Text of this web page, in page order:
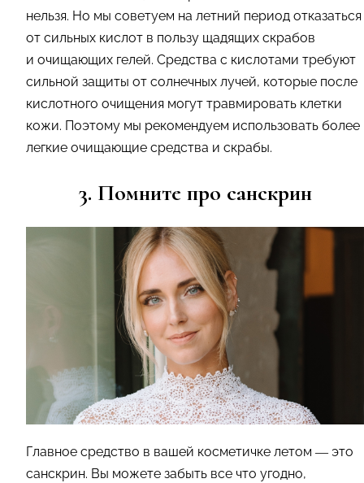
нельзя. Но мы советуем на летний период отказаться
от сильных кислот в пользу щадящих скрабов
и очищающих гелей. Средства с кислотами требуют
сильной защиты от солнечных лучей, которые после
кислотного очищения могут травмировать клетки
кожи. Поэтому мы рекомендуем использовать более
легкие очищающие средства и скрабы.
3. Помните про санскрин
Главное средство в вашей косметичке летом — это
санскрин. Вы можете забыть все что угодно,